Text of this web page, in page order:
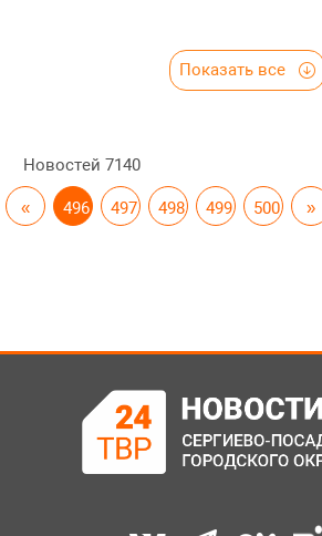
Показать все
Новостей 7140
« 496 497 498 499 500 »